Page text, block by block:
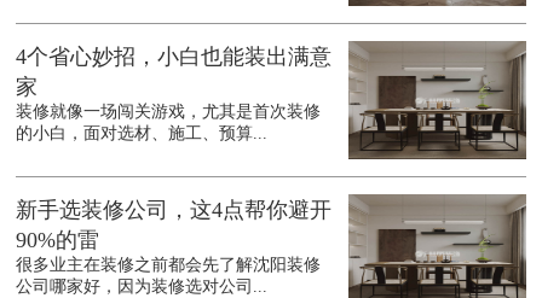
4个省心妙招，小白也能装出满意
家
装修就像一场闯关游戏，尤其是首次装修
的小白，面对选材、施工、预算...
新手选装修公司，这4点帮你避开
90%的雷
很多业主在装修之前都会先了解沈阳装修
公司哪家好，因为装修选对公司...